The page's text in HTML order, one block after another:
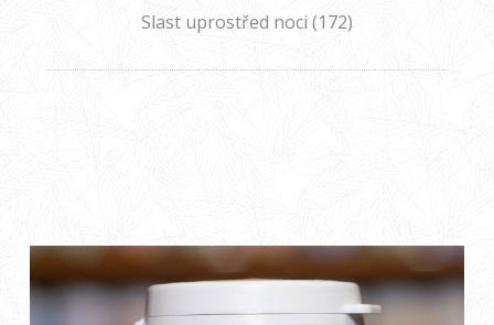
Slast uprostřed noci (172)